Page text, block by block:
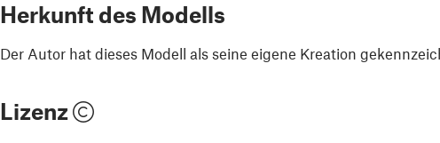
Herkunft des Modells
Der Autor hat dieses Modell als seine eigene Kreation
Lizenz